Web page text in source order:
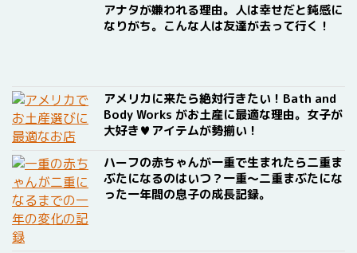
アナタが嫌われる理由。人は幸せだと鈍感に
なりがち。こんな人は友達が去って行く！
アメリカに来たら絶対行きたい！Bath and
Body Works がお土産に最適な理由。女子が
大好き♥アイテムが勢揃い！
ハーフの赤ちゃんが一重で生まれたら二重ま
ぶたになるのはいつ？一重〜二重まぶたにな
った一年間の息子の成長記録。